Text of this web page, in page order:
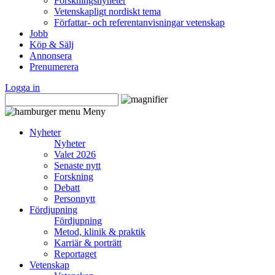
Vetenskapligt nordiskt tema
Författar- och referentanvisningar vetenskap
Jobb
Köp & Sälj
Annonsera
Prenumerera
Logga in
Meny
Nyheter
Nyheter
Valet 2026
Senaste nytt
Forskning
Debatt
Personnytt
Fördjupning
Fördjupning
Metod, klinik & praktik
Karriär & porträtt
Reportaget
Vetenskap